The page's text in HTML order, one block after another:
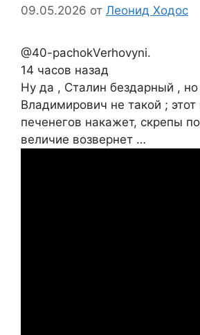
09.05.2026 от Леонид Ходос
@40-pachokVerhovyni.
14 часов назад
Ну да , Сталин бездарный ,
Владимирович не такой ; этот
печенегов накажет, скрепы
величие возвернет …